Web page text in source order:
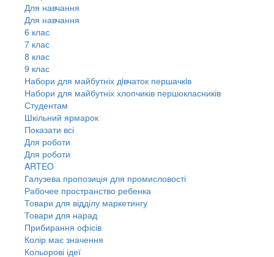
Для навчання
Для навчання
6 клас
7 клас
8 клас
9 клас
Набори для майбутніх дiвчаток першачкiв
Набори для майбутніх хлопчиків першокласників
Студентам
Шкільний ярмарок
Показати всі
Для роботи
Для роботи
ARTEO
Галузева пропозиція для промисловості
Рабочее пространство ребенка
Товари для відділу маркетингу
Товари для нарад
Прибирання офісів
Колір має значення
Кольорові ідеї